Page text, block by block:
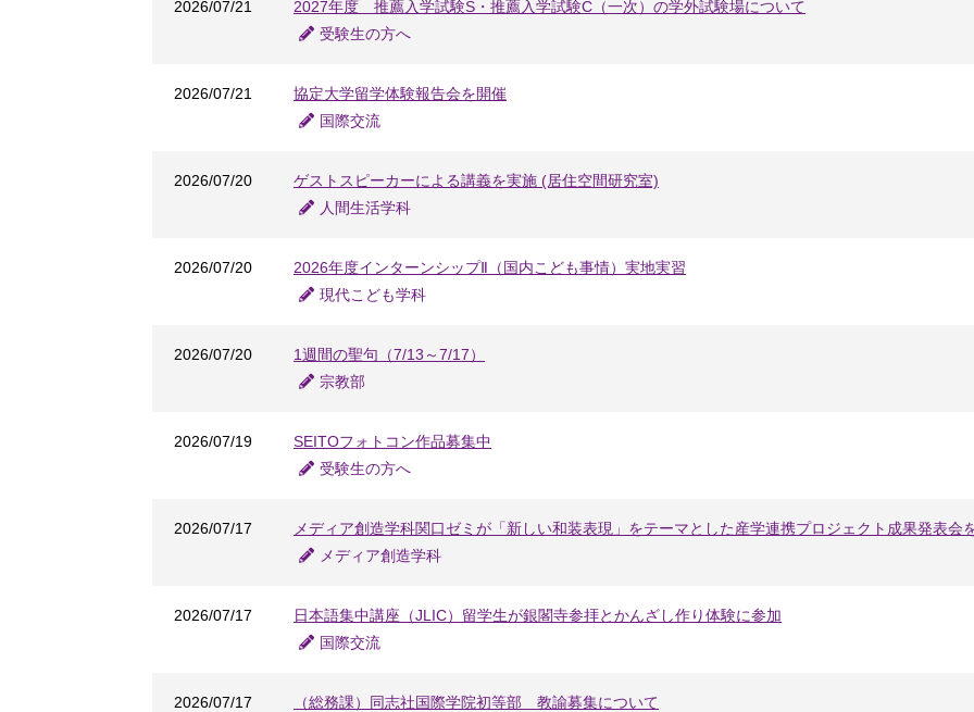
2026/07/21
2027年度 推薦入学試験S・推薦入学試験C（一次）の学外試験場について
受験生の方へ
2026/07/21
協定大学留学体験報告会を開催
国際交流
2026/07/20
ゲストスピーカーによる講義を実施 (居住空間研究室)
人間生活学科
2026/07/20
2026年度インターンシップⅡ（国内こども事情）実地実習
現代こども学科
2026/07/20
1週間の聖句（7/13～7/17）
宗教部
2026/07/19
SEITOフォトコン作品募集中
受験生の方へ
2026/07/17
メディア創造学科関口ゼミが「新しい和装表現」をテーマとした産学連携プロジェクト成果発表会
メディア創造学科
2026/07/17
日本語集中講座（JLIC）留学生が銀閣寺参拝とかんざし作り体験に参加
国際交流
2026/07/17
（総務課）同志社国際学院初等部 教諭募集について